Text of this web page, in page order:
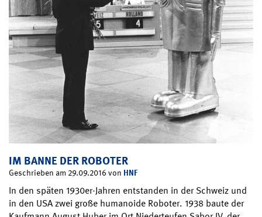
IM BANNE DER ROBOTER
Geschrieben am 29.09.2016 von HNF
In den späten 1930er-Jahren entstanden in der Schweiz und
in den USA zwei große humanoide Roboter. 1938 baute der